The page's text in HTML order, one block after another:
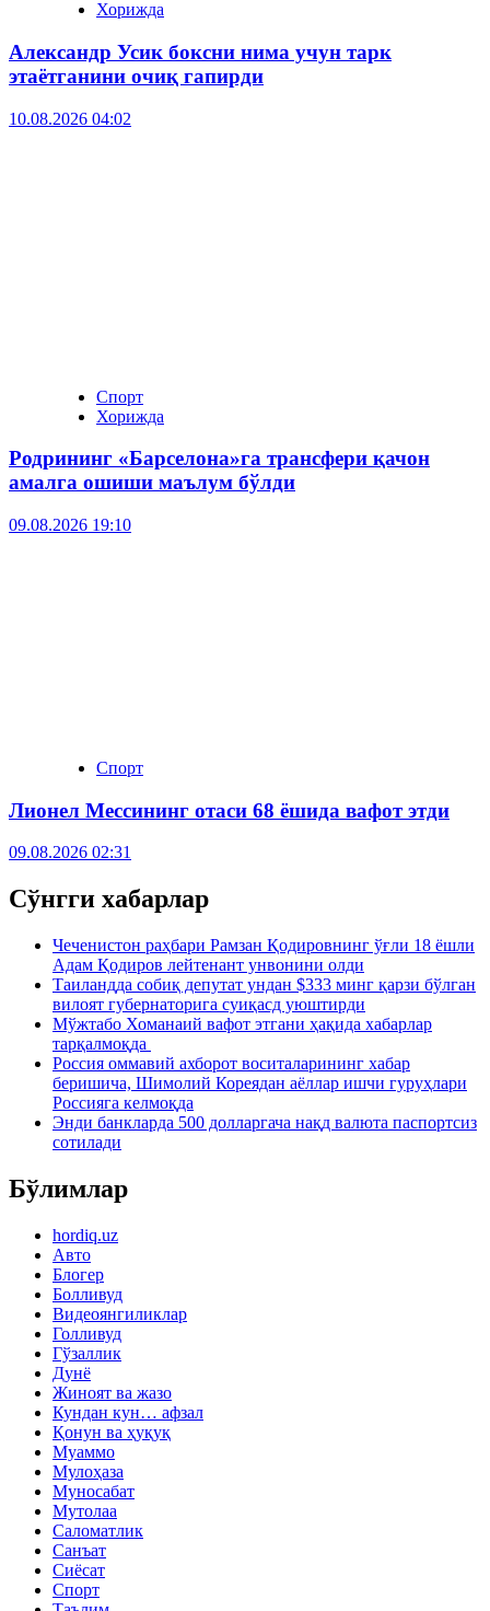
Хорижда
Александр Усик боксни нима учун тарк
этаётганини очиқ гапирди
10.08.2026 04:02
Спорт
Хорижда
Родрининг «Барселона»га трансфери қачон
амалга ошиши маълум бўлди
09.08.2026 19:10
Спорт
Лионел Мессининг отаси 68 ёшида вафот этди
09.08.2026 02:31
Сўнгги хабарлар
Чеченистон раҳбари Рамзан Қодировнинг ўғли 18 ёшли
Адам Қодиров лейтенант унвонини олди
Таиландда собиқ депутат ундан $333 минг қарзи бўлган
вилоят губернаторига суиқасд уюштирди
Мўжтабо Хоманаий вафот этгани ҳақида хабарлар
тарқалмоқда
Россия оммавий ахборот воситаларининг хабар
беришича, Шимолий Кореядан аёллар ишчи гуруҳлари
Россияга келмоқда
Энди банкларда 500 долларгача нақд валюта паспортсиз
сотилади
Бўлимлар
hordiq.uz
Авто
Блогер
Болливуд
Видеоянгиликлар
Голливуд
Гўзаллик
Дунё
Жиноят ва жазо
Кундан кун… афзал
Қонун ва ҳуқуқ
Муаммо
Мулоҳаза
Муносабат
Мутолаа
Саломатлик
Санъат
Сиёсат
Спорт